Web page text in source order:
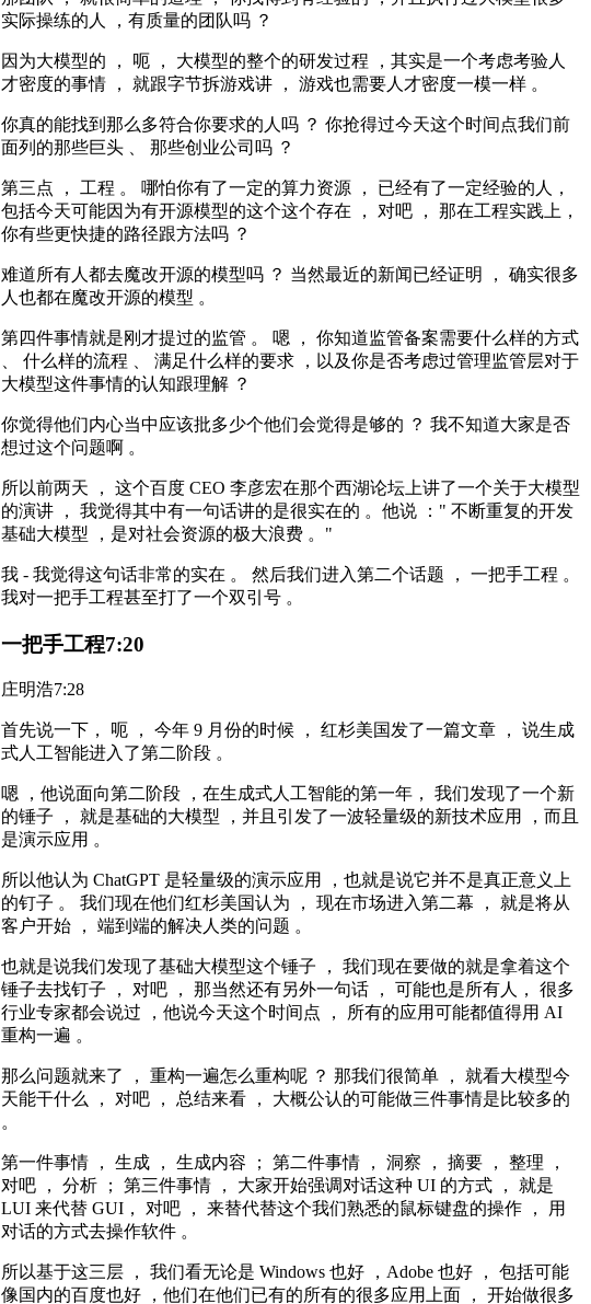
实际操练的人 ，有质量的团队吗 ？
因为大模型的 ， 呃 ， 大模型的整个的研发过程 ，其实是一个考虑考验人
才密度的事情 ， 就跟字节拆游戏讲 ， 游戏也需要人才密度一模一样 。
你真的能找到那么多符合你要求的人吗 ？ 你抢得过今天这个时间点我们前
面列的那些巨头 、 那些创业公司吗 ？
第三点 ， 工程 。 哪怕你有了一定的算力资源 ， 已经有了一定经验的人，
包括今天可能因为有开源模型的这个这个存在 ， 对吧 ， 那在工程实践上，
你有些更快捷的路径跟方法吗 ？
难道所有人都去魔改开源的模型吗 ？ 当然最近的新闻已经证明 ， 确实很多
人也都在魔改开源的模型 。
第四件事情就是刚才提过的监管 。 嗯 ， 你知道监管备案需要什么样的方式
、 什么样的流程 、 满足什么样的要求 ，以及你是否考虑过管理监管层对于
大模型这件事情的认知跟理解 ？
你觉得他们内心当中应该批多少个他们会觉得是够的 ？ 我不知道大家是否
想过这个问题啊 。
所以前两天 ， 这个百度 CEO 李彦宏在那个西湖论坛上讲了一个关于大模型
的演讲 ， 我觉得其中有一句话讲的是很实在的 。他说 ：" 不断重复的开发
基础大模型 ，是对社会资源的极大浪费 。"
我 - 我觉得这句话非常的实在 。 然后我们进入第二个话题 ， 一把手工程 。
我对一把手工程甚至打了一个双引号 。
一把手工程7:20
庄明浩7:28
首先说一下， 呃 ， 今年 9 月份的时候 ， 红杉美国发了一篇文章 ， 说生成
式人工智能进入了第二阶段 。
嗯 ，他说面向第二阶段 ，在生成式人工智能的第一年， 我们发现了一个新
的锤子 ， 就是基础的大模型 ，并且引发了一波轻量级的新技术应用 ，而且
是演示应用 。
所以他认为 ChatGPT 是轻量级的演示应用 ，也就是说它并不是真正意义上
的钉子 。 我们现在他们红杉美国认为 ， 现在市场进入第二幕 ， 就是将从
客户开始 ， 端到端的解决人类的问题 。
也就是说我们发现了基础大模型这个锤子 ， 我们现在要做的就是拿着这个
锤子去找钉子 ， 对吧 ， 那当然还有另外一句话 ， 可能也是所有人， 很多
行业专家都会说过 ，他说今天这个时间点 ， 所有的应用可能都值得用 AI
重构一遍 。
那么问题就来了 ， 重构一遍怎么重构呢 ？ 那我们很简单 ， 就看大模型今
天能干什么 ， 对吧 ， 总结来看 ， 大概公认的可能做三件事情是比较多的
。
第一件事情 ， 生成 ， 生成内容 ； 第二件事情 ， 洞察 ， 摘要 ， 整理 ，
对吧 ， 分析 ； 第三件事情 ， 大家开始强调对话这种 UI 的方式 ， 就是
LUI 来代替 GUI， 对吧 ， 来替代替这个我们熟悉的鼠标键盘的操作 ， 用
对话的方式去操作软件 。
所以基于这三层 ， 我们看无论是 Windows 也好 ，Adobe 也好 ， 包括可能
像国内的百度也好 ，他们在他们已有的所有的很多应用上面 ， 开始做很多